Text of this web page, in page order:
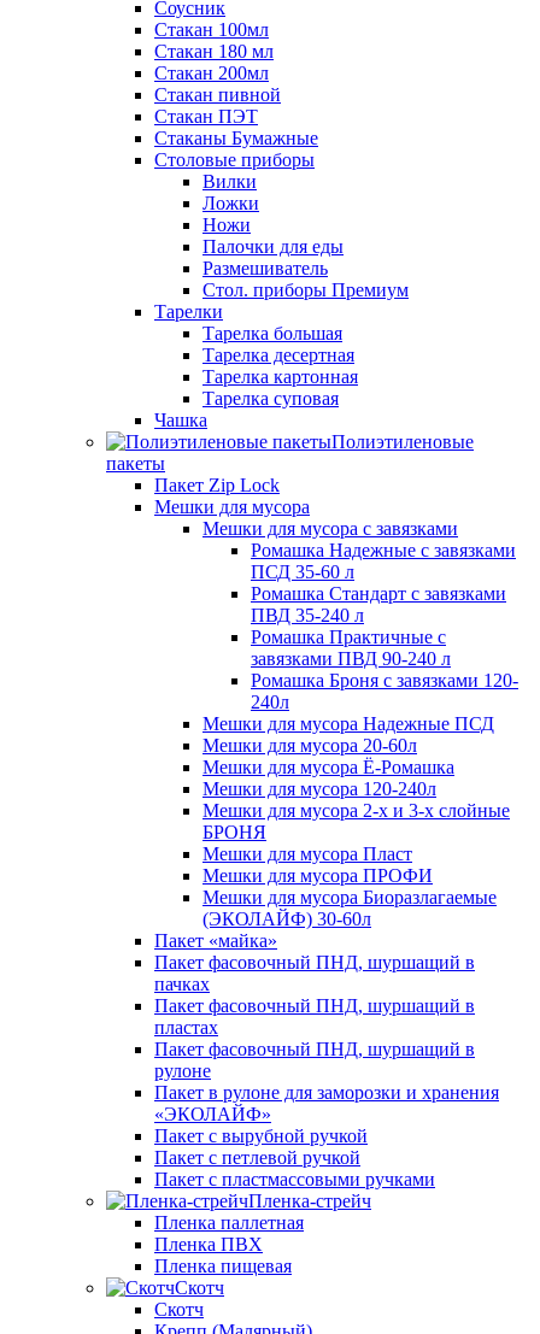
Соусник
Стакан 100мл
Стакан 180 мл
Стакан 200мл
Стакан пивной
Стакан ПЭТ
Стаканы Бумажные
Столовые приборы
Вилки
Ложки
Ножи
Палочки для еды
Размешиватель
Стол. приборы Премиум
Тарелки
Тарелка большая
Тарелка десертная
Тарелка картонная
Тарелка суповая
Чашка
Полиэтиленовые
пакеты
Пакет Zip Lock
Мешки для мусора
Мешки для мусора с завязками
Ромашка Надежные с завязками
ПСД 35-60 л
Ромашка Стандарт с завязками
ПВД 35-240 л
Ромашка Практичные с
завязками ПВД 90-240 л
Ромашка Броня с завязками 120-
240л
Мешки для мусора Надежные ПСД
Мешки для мусора 20-60л
Мешки для мусора Ё-Ромашка
Мешки для мусора 120-240л
Мешки для мусора 2-х и 3-х слойные
БРОНЯ
Мешки для мусора Пласт
Мешки для мусора ПРОФИ
Мешки для мусора Биоразлагаемые
(ЭКОЛАЙФ) 30-60л
Пакет «майка»
Пакет фасовочный ПНД, шуршащий в
пачках
Пакет фасовочный ПНД, шуршащий в
пластах
Пакет фасовочный ПНД, шуршащий в
рулоне
Пакет в рулоне для заморозки и хранения
«ЭКОЛАЙФ»
Пакет с вырубной ручкой
Пакет с петлевой ручкой
Пакет с пластмассовыми ручками
Пленка-стрейч
Пленка паллетная
Пленка ПВХ
Пленка пищевая
Скотч
Скотч